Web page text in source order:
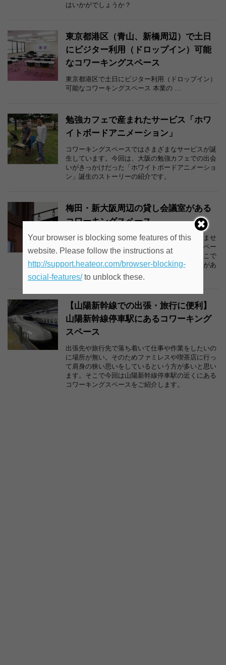
はいかがでしょうか？
東京都港区（青山、新橋周辺）で土日
にビジター利用（ドロップイン）可能
なコワーキングスペース
東京都港区で土日にビジター利用（ドロップイン）
可能なコワーキングスペース 本業の …
勉強カフェで産まれたサービス「ホワ
イトボードアニメーション」
コワーキングスペースではさまざまなサービスが誕
生しています。今回は、大阪の勉強カフェでの出会
いがきっかけだった「ホワイトボードアニメーショ
ン」誕生のストーリーの紹介です。
梅田・新大阪周辺の貸し会議室がある
コワーキングスペース
小さな事務所や在宅で仕事をしていると頭を悩ませ
るのが、打合せや商談場所ですよね。手狭でスペー
スがない、家族がいるので来客は困る等々。そこで
今回は梅田周辺・新大阪周辺で少人数用会議室があ
るコワーキングスペースをご紹介します。
【山陽新幹線での出張・旅行に便利】
山陽新幹線停車駅にあるコワーキング
スペース
出張先や旅行先で落ち着いて仕事や作業をしたいの
に場所が無い。そのためファミレスや喫茶店に行っ
て肩身の狭い思いをしているという方が多いと思い
ます。そこで今回は山陽新幹線停車駅の近くにある
コワーキングスペースをご紹介します。
Your browser is blocking some features of this
website. Please follow the instructions at
http://support.heateor.com/browser-blocking-
social-features/to unblock these.